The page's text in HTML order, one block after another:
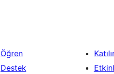
Öğren
Destek